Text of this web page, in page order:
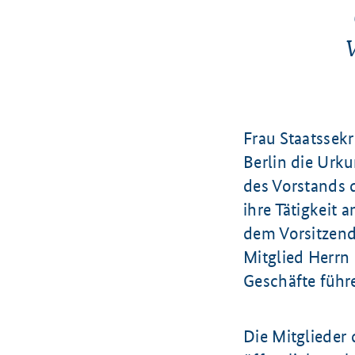
Frau
Berlin die
des Vorstands
ihre Tätigkeit
dem
Mitglied Herrn
Geschäfte
Die Mitglieder